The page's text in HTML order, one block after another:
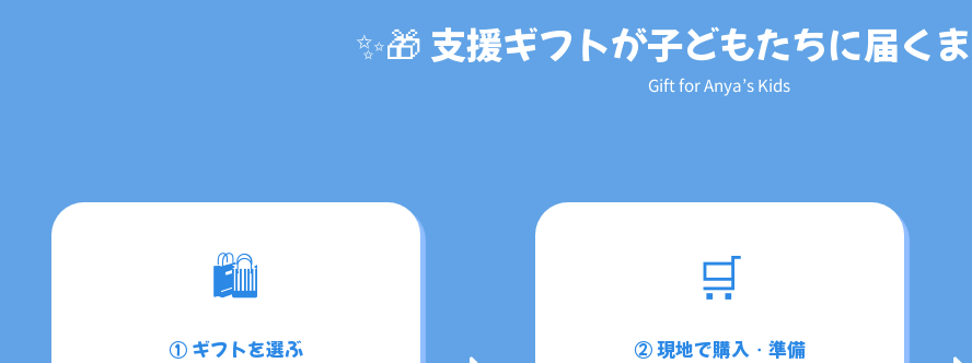
✨🎁 支援ギフトが子どもたちに届く
Gift for Anya’s Kids
🛍
① ギフトを選ぶ
🛒
② 現地で購入・準備